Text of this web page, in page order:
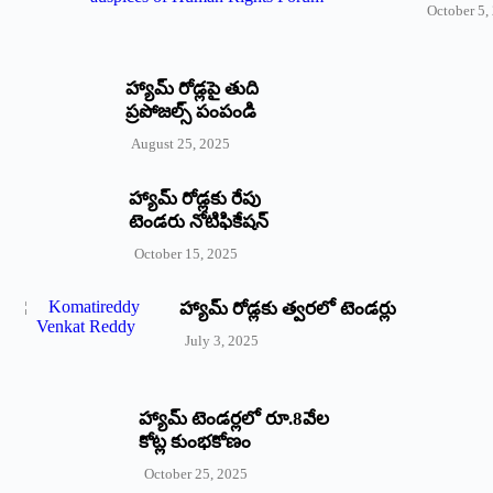
October 5,
హ్యామ్‌ రోడ్లపై తుది
ప్రపోజల్స్‌ పంపండి
August 25, 2025
హ్యామ్‌ రోడ్లకు రేపు
టెండరు నోటిఫికేషన్‌
October 15, 2025
హ్యామ్‌ రోడ్లకు త్వరలో టెండర్లు
July 3, 2025
హ్యామ్‌ ‌టెండర్లలో రూ.8వేల
కోట్ల కుంభకోణం
October 25, 2025